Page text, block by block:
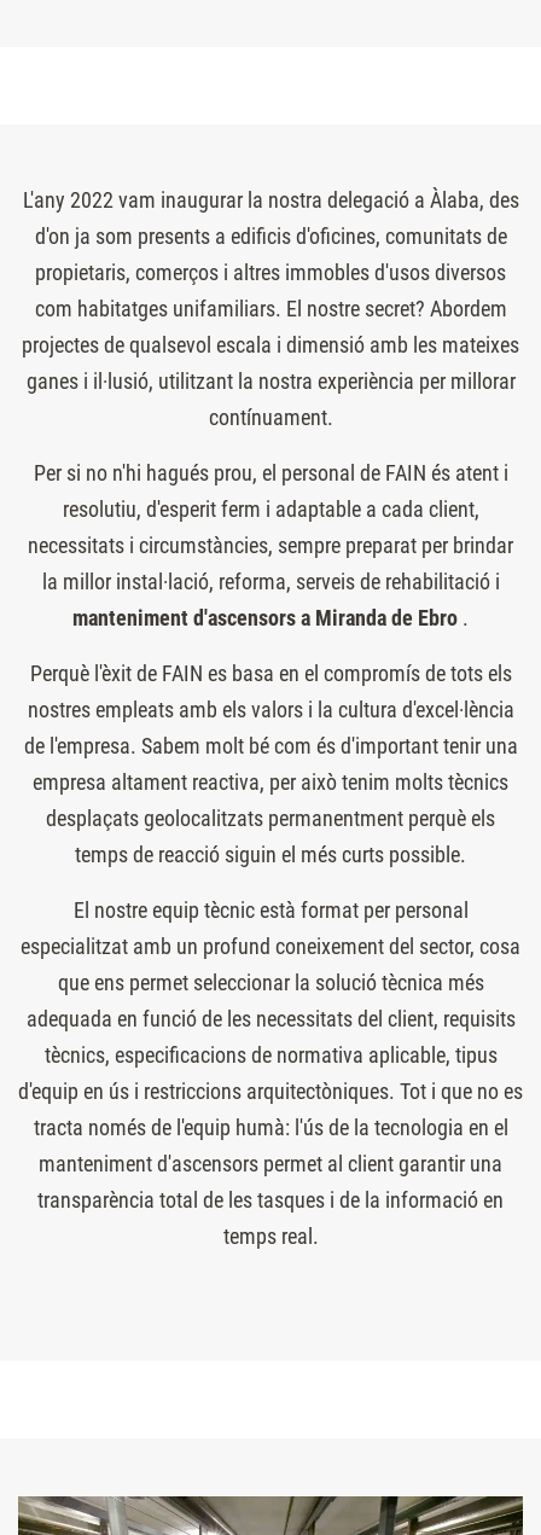
L'any 2022 vam inaugurar la nostra delegació a Àlaba, des
d'on ja som presents a edificis d'oficines, comunitats de
propietaris, comerços i altres immobles d'usos diversos
com habitatges unifamiliars. El nostre secret? Abordem
projectes de qualsevol escala i dimensió amb les mateixes
ganes i il·lusió, utilitzant la nostra experiència per millorar
contínuament.
Per si no n'hi hagués prou, el personal de FAIN és atent i
resolutiu, d'esperit ferm i adaptable a cada client,
necessitats i circumstàncies, sempre preparat per brindar
la millor instal·lació, reforma, serveis de rehabilitació i
manteniment d'ascensors a Miranda de Ebro .
Perquè l'èxit de FAIN es basa en el compromís de tots els
nostres empleats amb els valors i la cultura d'excel·lència
de l'empresa. Sabem molt bé com és d'important tenir una
empresa altament reactiva, per això tenim molts tècnics
desplaçats geolocalitzats permanentment perquè els
temps de reacció siguin el més curts possible.
El nostre equip tècnic està format per personal
especialitzat amb un profund coneixement del sector, cosa
que ens permet seleccionar la solució tècnica més
adequada en funció de les necessitats del client, requisits
tècnics, especificacions de normativa aplicable, tipus
d'equip en ús i restriccions arquitectòniques. Tot i que no es
tracta només de l'equip humà: l'ús de la tecnologia en el
manteniment d'ascensors permet al client garantir una
transparència total de les tasques i de la informació en
temps real.